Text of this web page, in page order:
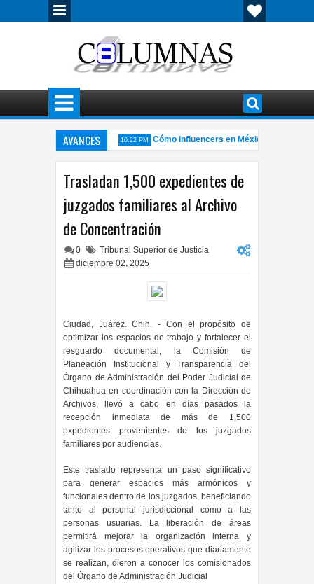
AVANCES
de Chihuahua y Juárez 10:22 PM Cómo influencers en México se
Trasladan 1,500 expedientes de
juzgados familiares al Archivo
de Concentración
0
Tribunal Superior de Justicia
diciembre 02, 2025
Ciudad, Juárez. Chih. - Con el propósito de
optimizar los espacios de trabajo y fortalecer el
resguardo documental, la Comisión de
Planeación Institucional y Transparencia del
Órgano de Administración del Poder Judicial de
Chihuahua en coordinación con la Dirección de
Archivos, llevó a cabo en días pasados la
recepción inmediata de más de 1,500
expedientes provenientes de los juzgados
familiares por audiencias.
Este traslado representa un paso significativo
para generar espacios más armónicos y
funcionales dentro de los juzgados, beneficiando
tanto al personal jurisdiccional como a las
personas usuarias. La liberación de áreas
permitirá mejorar la organización interna y
agilizar los procesos operativos que diariamente
se realizan, dieron a conocer los comisionados
del Órgano de Administración Judicial